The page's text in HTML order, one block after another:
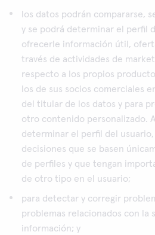
los datos podrán compararse,
y se podrá determinar el perfil
ofrecerle información útil,
través de actividades de
respecto a los propios
los de sus socios comerciales
del titular de los datos y para
otro contenido personalizado.
determinar el perfil del
decisiones que se basen
de perfiles y que tengan
de otro tipo en el usuario;
para detectar y corregir
problemas relacionados con la
información; y